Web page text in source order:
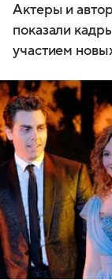
Актеры и
показали
участием